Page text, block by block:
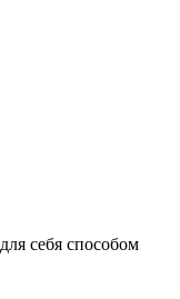
себя способом